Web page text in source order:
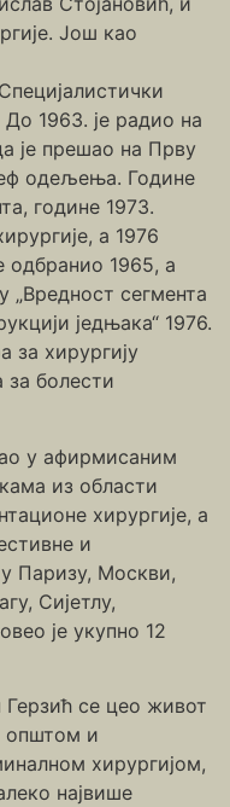
Још као
1963. је радио на
је прешао на Прву
одељења. Године
године 1973.
а 1976
одбранио 1965, а
„Вредност сегмента
једњака“ 1976.
за хирургију
за болести
у афирмисаним
из области
хирургије, а
и
Паризу, Москви,
Сијетлу,
је укупно 12
Герзић се цео живот
општом и
хирургијом,
највише